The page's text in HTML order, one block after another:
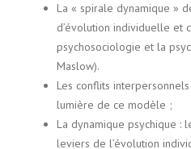
La « spirale dynamique »
d’évolution individuelle et
psychosociologie et la
Maslow).
Les conflits
lumière de ce modèle ;
La dynamique psychique :
leviers de l’évolution